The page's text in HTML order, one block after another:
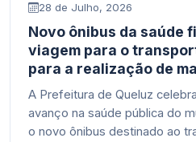
28 de Julho, 2026
Novo ônibus da saúde
viagem para o
para a realização de
A Prefeitura de Queluz
avanço na saúde pública do
o novo ônibus destinado ao